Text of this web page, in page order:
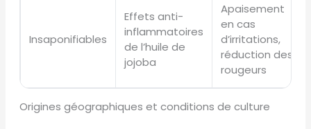
Insaponifiables
Effets anti-
inflammatoires
de l’huile de
jojoba
Apaisement
en cas
d’irritations,
réduction des
rougeurs
Origines géographiques et conditions de culture